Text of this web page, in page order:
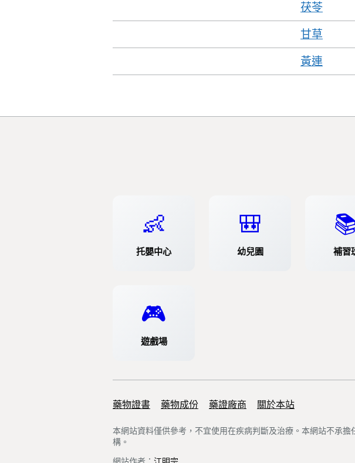
茯苓
甘草
黃連
👶
托嬰中心
🎒
幼兒園 補習
🎮
遊戲場
Support links
藥物證書 藥物成份 藥證廠商 關於本站
本網站資料僅供參考，不宜使用在疾病判斷及治療。本網站不承
構。